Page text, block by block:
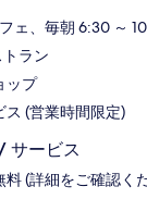
ェ、毎朝 6:30 ～
ラン
ップ
ス (営業時間限定)
サービス
料 (詳細をご確認く